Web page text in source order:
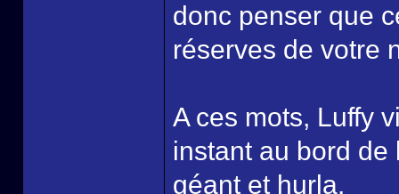
donc penser que
réserves de votre
A ces mots, Luffy
instant au bord
géant et hurla.